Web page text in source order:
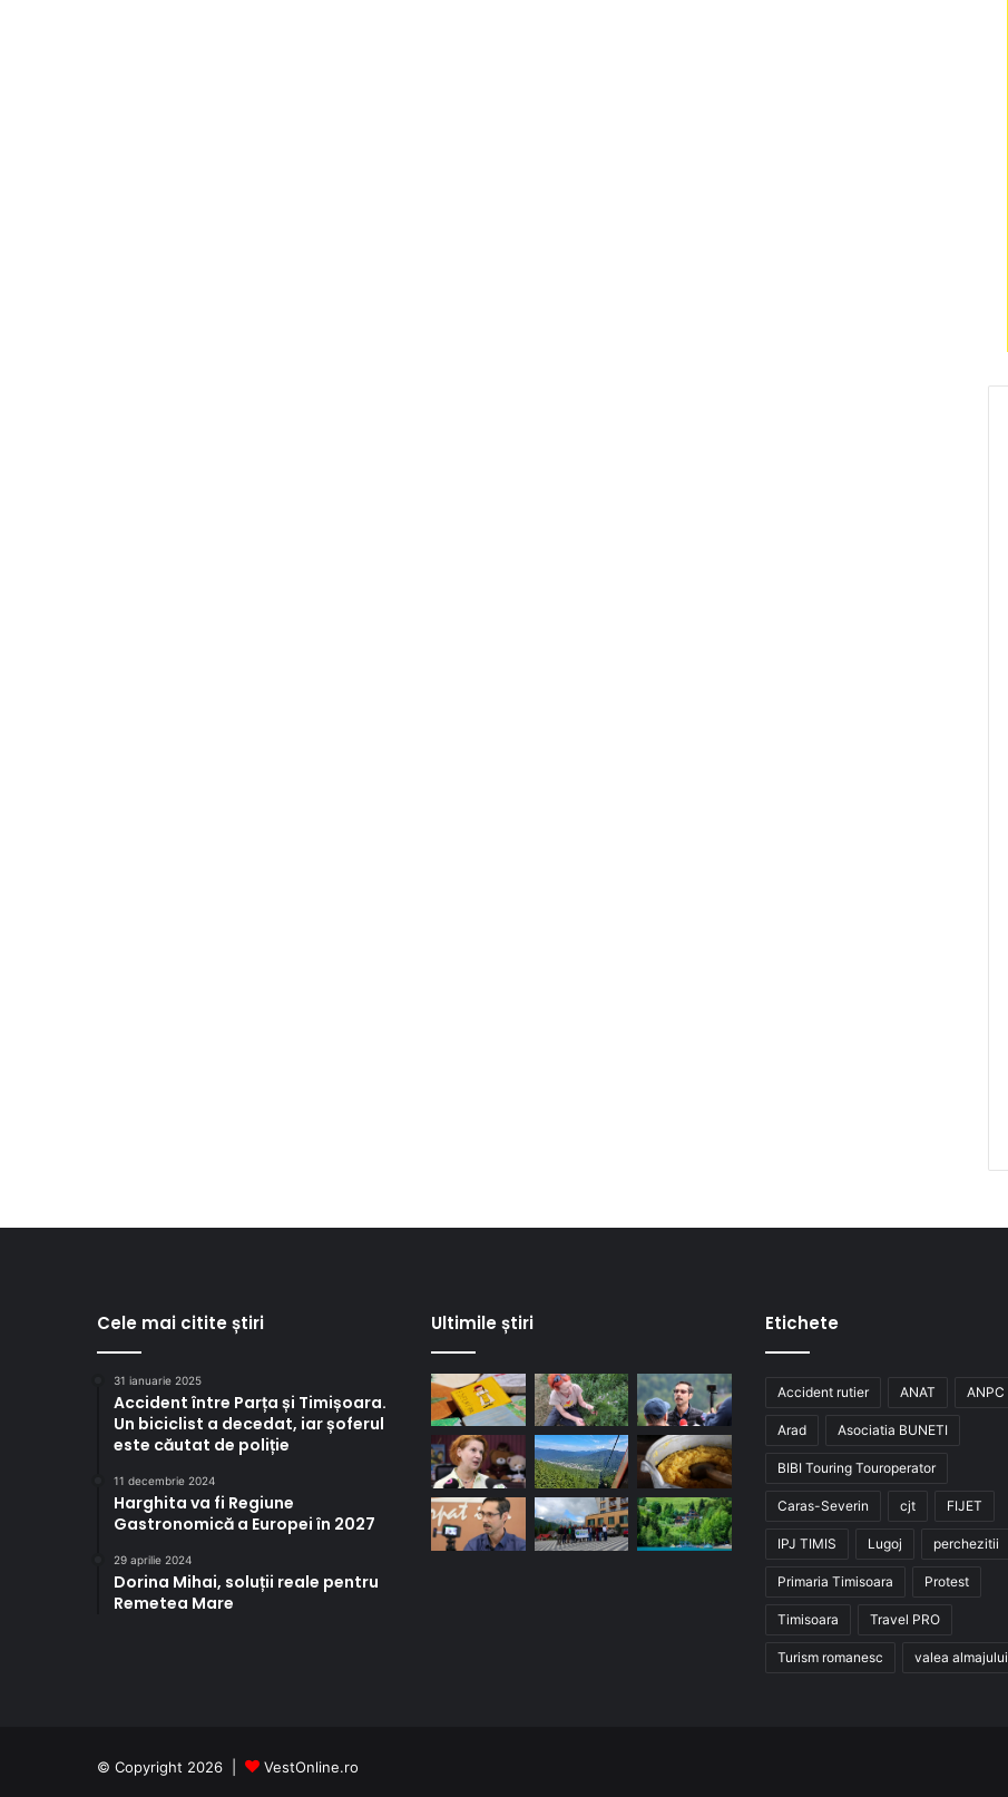
Cele mai citite știri
31 ianuarie 2025
Accident între Parța și Timișoara.
Un biciclist a decedat, iar șoferul
este căutat de poliție
11 decembrie 2024
Harghita va fi Regiune
Gastronomică a Europei în 2027
29 aprilie 2024
Dorina Mihai, soluții reale pentru
Remetea Mare
Ultimile știri Etichete
Accident rutier ANAT ANPC
Arad Asociatia BUNETI
BIBI Touring Touroperator
Caras-Severin cjt FIJET
IPJ TIMIS Lugoj perchezitii
Primaria Timisoara Protest
Timisoara Travel PRO
Turism romanesc valea almajului
© Copyright 2026 | VestOnline.ro